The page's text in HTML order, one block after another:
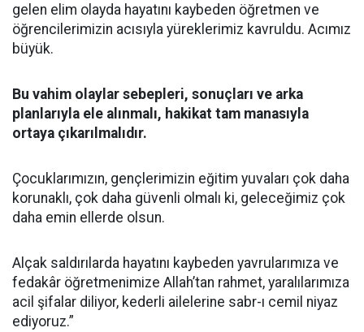
gelen elim olayda hayatını kaybeden öğretmen ve
öğrencilerimizin acısıyla yüreklerimiz kavruldu. Acımız
büyük.
Bu vahim olaylar sebepleri, sonuçları ve arka
planlarıyla ele alınmalı, hakikat tam manasıyla
ortaya çıkarılmalıdır.
Çocuklarımızın, gençlerimizin eğitim yuvaları çok daha
korunaklı, çok daha güvenli olmalı ki, geleceğimiz çok
daha emin ellerde olsun.
Alçak saldırılarda hayatını kaybeden yavrularımıza ve
fedakâr öğretmenimize Allah’tan rahmet, yaralılarımıza
acil şifalar diliyor, kederli ailelerine sabr-ı cemil niyaz
ediyoruz.”